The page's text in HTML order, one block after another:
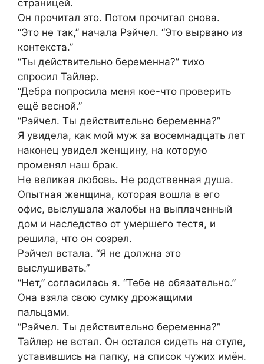
страницей.
Он прочитал это. Потом прочитал снова.
“Это не так,” начала Рэйчел. “Это вырвано из
контекста.”
“Ты действительно беременна?” тихо
спросил Тайлер.
“Дебра попросила меня кое-что проверить
ещё весной.”
“Рэйчел. Ты действительно беременна?”
Я увидела, как мой муж за восемнадцать лет
наконец увидел женщину, на которую
променял наш брак.
Не великая любовь. Не родственная душа.
Опытная женщина, которая вошла в его
офис, выслушала жалобы на выплаченный
дом и наследство от умершего тестя, и
решила, что он созрел.
Рэйчел встала. “Я не должна это
выслушивать.”
“Нет,” согласилась я. “Тебе не обязательно.”
Она взяла свою сумку дрожащими
пальцами.
“Рэйчел. Ты действительно беременна?”
Тайлер не встал. Он остался сидеть на стуле,
уставившись на папку, на список чужих имён.